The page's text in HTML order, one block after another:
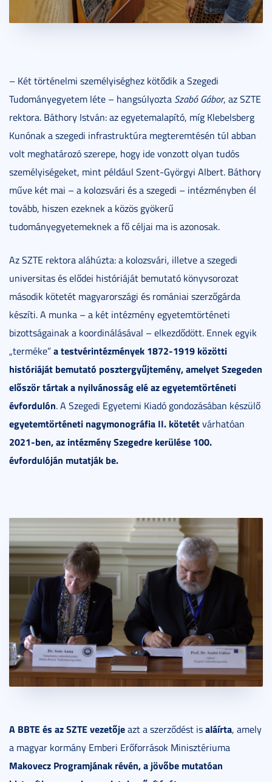
– Két történelmi személyiséghez kötődik a Szegedi
Tudományegyetem léte – hangsúlyozta Szabó Gábor, az SZTE
rektora. Báthory István: az egyetemalapító, míg Klebelsberg
Kunónak a szegedi infrastruktúra megteremtésén túl abban
volt meghatározó szerepe, hogy ide vonzott olyan tudós
személyiségeket, mint például Szent-Györgyi Albert. Báthory
műve két mai – a kolozsvári és a szegedi – intézményben él
tovább, hiszen ezeknek a közös gyökerű
tudományegyetemeknek a fő céljai ma is azonosak.
Az SZTE rektora aláhúzta: a kolozsvári, illetve a szegedi
universitas és elődei históriáját bemutató könyvsorozat
második kötetét magyarországi és romániai szerzőgárda
készíti. A munka – a két intézmény egyetemtörténeti
bizottságainak a koordinálásával – elkezdődött. Ennek egyik
„terméke”a testvérintézmények 1872-1919 közötti
históriáját bemutató posztergyűjtemény, amelyet Szegeden
először tártak a nyilvánosság elé az egyetemtörténeti
évfordulón. A Szegedi Egyetemi Kiadó gondozásában készülő
egyetemtörténeti nagymonográfia II. kötetétvárhatóan
2021-ben, az intézmény Szegedre kerülése 100.
évfordulóján mutatják be.
A BBTE és az SZTE vezetőjeazt a szerződést isaláírta, amely
a magyar kormány Emberi Erőforrások Minisztériuma
Makovecz Programjának révén, a jövőbe mutatóan